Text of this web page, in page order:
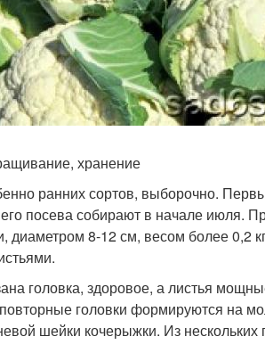
хранение
ранних сортов, выборочно.
посева собирают в начале июля.
8-12 см, весом более 0,2
головка, здоровое, а листья
головки формируются на
шейки кочерыжки. Из